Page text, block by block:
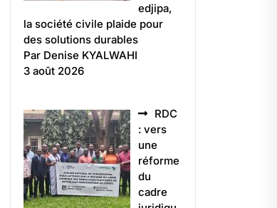
edjipa,
la société civile plaide pour
des solutions durables
Par Denise KYALWAHI
3 août 2026
RDC
: vers
une
réforme
du
cadre